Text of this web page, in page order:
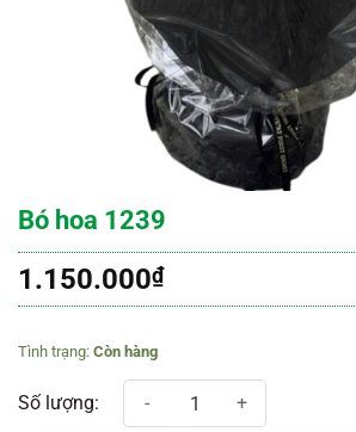
Bó hoa 1239
1.150.000₫
Còn hàng
Bó hoa 1239 số lượng